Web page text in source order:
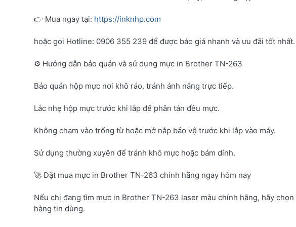
👉 Mua ngay tại: https://inknhp.com
hoặc gọi Hotline: 0906 355 239 để được báo giá nhanh và ưu đãi tốt nhất.
⚙️ Hướng dẫn bảo quản và sử dụng mực in Brother TN-263
Bảo quản hộp mực nơi khô ráo, tránh ánh nắng trực tiếp.
Lắc nhẹ hộp mực trước khi lắp để phân tán đều mực.
Không chạm vào trống từ hoặc mở nắp bảo vệ trước khi lắp vào máy.
Sử dụng thường xuyên để tránh khô mực hoặc bám dính.
🚀 Đặt mua mực in Brother TN-263 chính hãng ngay hôm nay
Nếu chị đang tìm mực in Brother TN-263 laser màu chính hãng, hãy chọn
hàng tin dùng.